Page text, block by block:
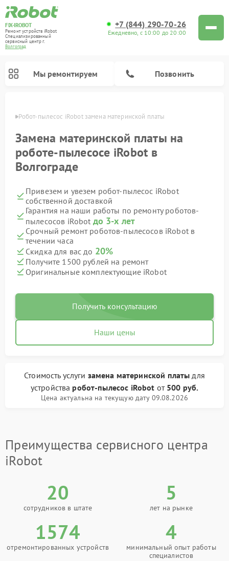
FIX-IROBOT
Ремонт устройств iRobot
Специализированный
cервисный центр г.
Волгоград
+7 (844) 290-70-26
Ежедневно, с 10:00 до 20:00
Мы ремонтируем Позвонить
Робот-пылесос iRobot замена материнской платы
Замена материнской платы на
роботе-пылесосе iRobot в
Волгограде
Привезем и увезем робот-пылесос iRobot
собственной доставкой
Гарантия на наши работы по ремонту роботов-
пылесосов iRobot до 3-х лет
Срочный ремонт роботов-пылесосов iRobot в
течении часа
Скидка для вас до 20%
Получите 1500 рублей на ремонт
Оригинальные комплектующие iRobot
Получить консультацию
Наши цены
Стоимость услуги замена материнской платы для
устройства робот-пылесос iRobot от 500 руб.
Цена актуальна на текущую дату 09.08.2026
Преимущества сервисного центра
iRobot
20
сотрудников в штате
5
лет на рынке
1574
отремонтированных устройств
4
минимальный опыт работы
специалистов